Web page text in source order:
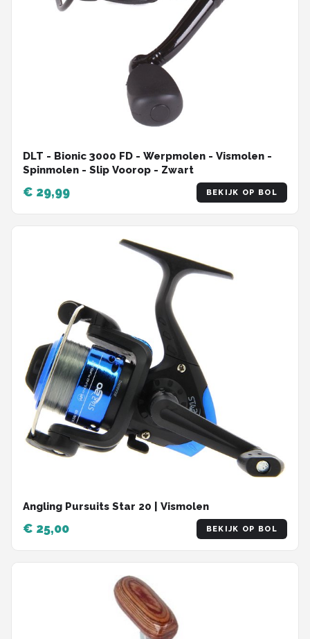
DLT - Bionic 3000 FD - Werpmolen - Vismolen -
Spinmolen - Slip Voorop - Zwart
€ 29,99 BEKIJK OP BOL
Angling Pursuits Star 20 | Vismolen
€ 25,00 BEKIJK OP BOL